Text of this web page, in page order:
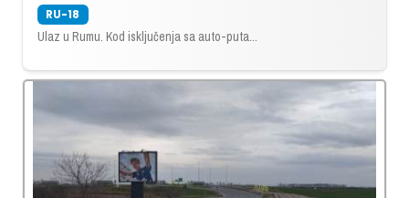
RU-18
Ulaz u Rumu. Kod isključenja sa auto-puta...